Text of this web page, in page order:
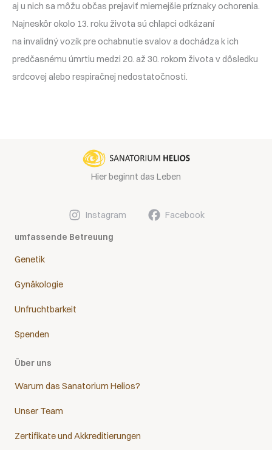
aj u nich sa môžu občas prejaviť miernejšie príznaky ochorenia.
Najneskôr okolo 13. roku života sú chlapci odkázaní
na invalidný vozík pre ochabnutie svalov a dochádza k ich
predčasnému úmrtiu medzi 20. až 30. rokom života v dôsledku
srdcovej alebo respiračnej nedostatočnosti.
Hier beginnt das Leben
Instagram Facebook
umfassende Betreuung
Genetik
Gynäkologie
Unfruchtbarkeit
Spenden
Über uns
Warum das Sanatorium Helios?
Unser Team
Zertifikate und Akkreditierungen